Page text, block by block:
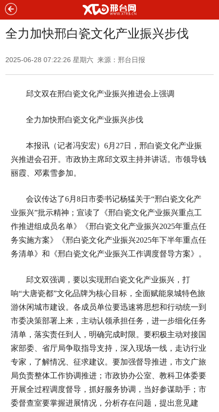
全力加快邢白瓷文化产业振兴步伐
2025-06-28 07:22:26 星期六 来源：邢台日报
邱文双在邢白瓷文化产业振兴推进会上强调
全力加快邢白瓷文化产业振兴步伐
本报讯（记者冯安宏）6月27日，邢白瓷文化产业振
兴推进会召开。市政协主席邱文双主持并讲话。市领导钱
丽霞、邓素雪参加。
会议传达了6月8日市委书记杨猛关于“邢白瓷文化产
业振兴”批示精神；宣读了《邢白瓷文化产业振兴重点工
作推进组成员名单》《邢白瓷文化产业振兴2025年重点任
务实施方案》《邢白瓷文化产业振兴2025年下半年重点任
务清单》和《邢白瓷文化产业振兴工作调度督导方案》。
邱文双强调，要以实现邢白瓷文化产业振兴，打
响“大唐瓷都”文化品牌为核心目标，全面赋能泉城特色旅
游休闲城市建设。各成员单位要迅速将思想和行动统一到
市委决策部署上来，主动认领承担任务，进一步细化任务
清单，落实责任到人，明确完成时限。要积极主动对接国
家部委、省厅局争取指导支持，深入现场一线，走访行业
专家，了解情况、征求建议。要加强督导推进，市文广旅
局负责整体工作协调推进；市政协办公室、教科卫体委要
开展全过程调度督导，抓好服务协调，当好参谋助手；市
委督查室要掌握进展情况，分析存在问题，提出意见建